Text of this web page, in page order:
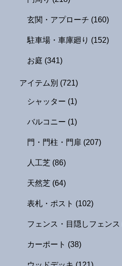
玄関・アプローチ (160)
駐車場・車庫廻り (152)
お庭 (341)
アイテム別 (721)
シャッター (1)
バルコニー (1)
門・門柱・門扉 (207)
人工芝 (86)
天然芝 (64)
表札・ポスト (102)
フェンス・目隠しフェンス
カーポート (38)